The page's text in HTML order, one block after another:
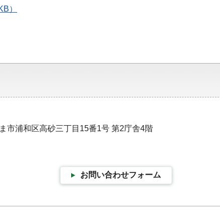
）
市浦和区高砂三丁目15番1号 第2庁舎4階
お問い合わせフォーム